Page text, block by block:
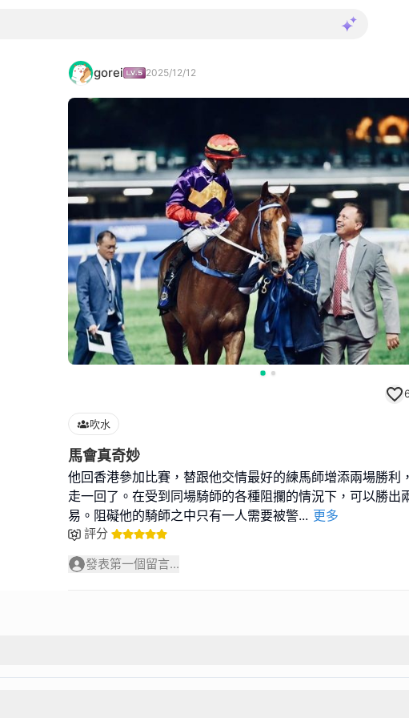
gorei 2025/12/12
吹水
馬會真奇妙
他回香港參加比賽，替跟他交情最好的練馬師增添兩場勝利
走一回了。在受到同場騎師的各種阻攔的情況下，可以勝出
易。阻礙他的騎師之中只有一人需要被警... 更多
評分
發表第一個留言...